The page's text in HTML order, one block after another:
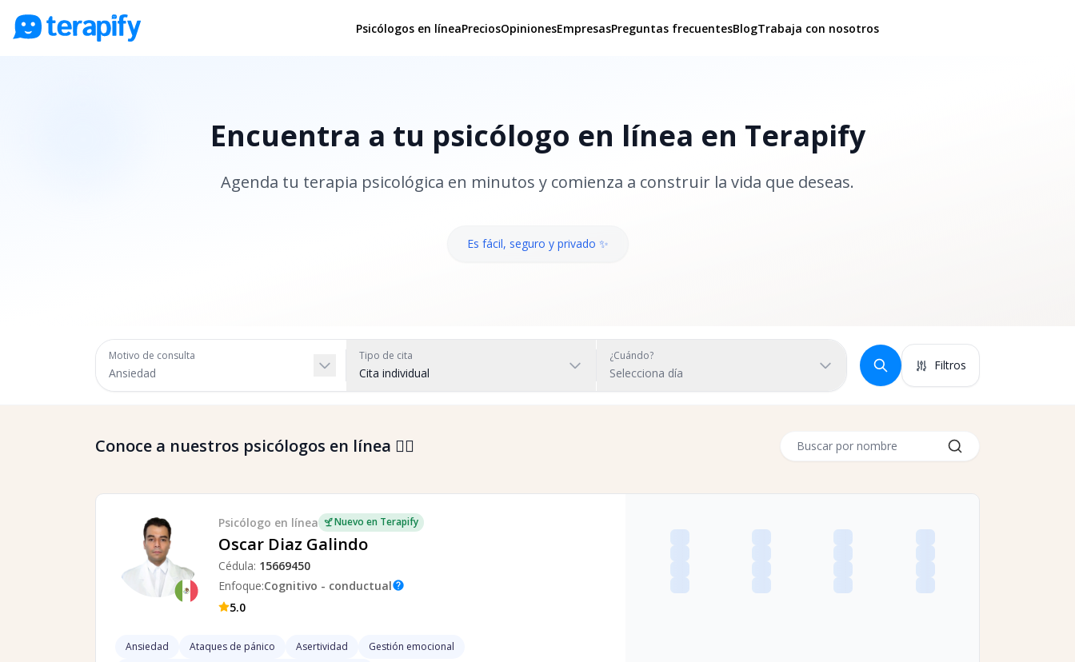
Psicólogos en líneaPreciosOpinionesEmpresasPreguntas frecuentesBlogTrabaja con nosotros
Encuentra a tu psicólogo en línea en Terapify
Agenda tu terapia psicológica en minutos y comienza a construir la vida que deseas.
Es fácil, seguro y privado ✨
Motivo de consulta Tipo de cita
Cita individual
¿Cuándo?
Selecciona día
Filtros
Conoce a nuestros psicólogos en línea 👇🏼 Buscar por nombre
Psicólogo en línea Nuevo en Terapify
Oscar Diaz Galindo
Cédula: 15669450
Enfoque:Cognitivo - conductualhelp
5.0
Ansiedad Ataques de pánico Asertividad
Gestión emocional